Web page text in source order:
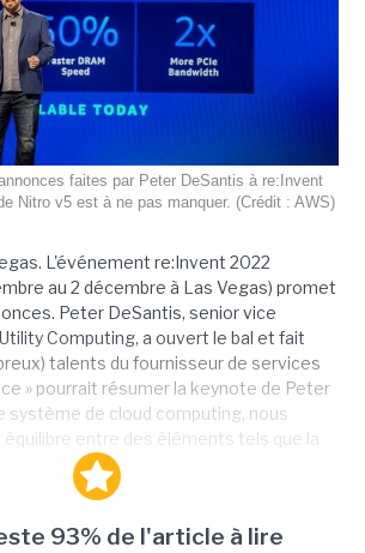
faites par Peter DeSantis à re:Invent
Nitro v5 est à ne pas manquer. (Crédit : AWS)
L'événement re:Invent 2022
au 2 décembre à Las Vegas) promet
Peter DeSantis, senior vice
Computing, a ouvert le bal et fait
talents du fournisseur de services
» pourrait résumer la keynote de Peter
système de cloud computing, nous
entre des éléments tels que la
93% de l'article à lire